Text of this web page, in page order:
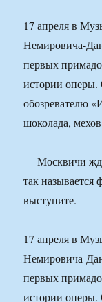
17 апреля в
Немировича-
первых
истории оперы.
обозревателю
шоколада,
— Москвичи
так называется
выступите.
17 апреля в
Немировича-
первых
истории оперы.